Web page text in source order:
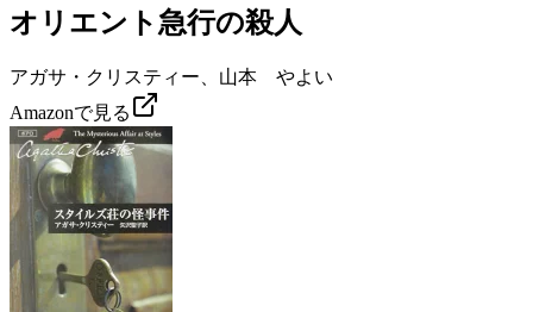
オリエント急行の殺人
アガサ・クリスティー、山本 やよい
Amazonで見る